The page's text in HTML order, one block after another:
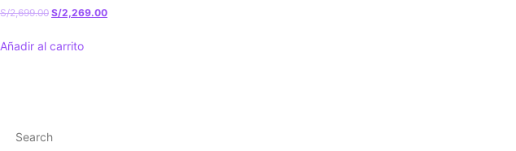
S/2,699.00 S/2,269.00
Añadir al carrito